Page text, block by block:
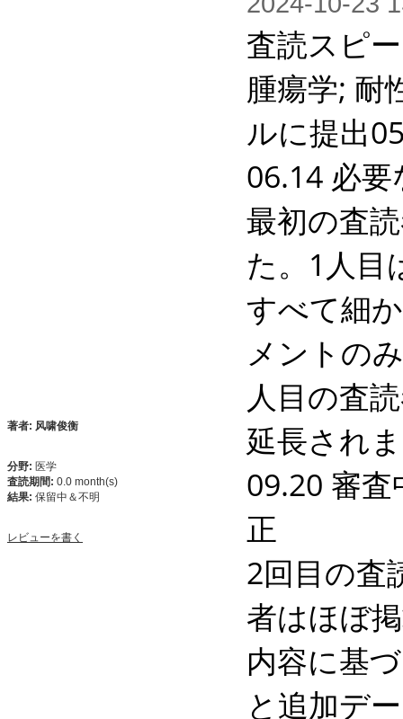
著者: 风啸俊衡
分野: 医学
査読期間: 0.0 month(s)
結果: 保留中＆不明
レビューを書く
査読スピ
腫瘍学; 耐
ルに提出
06.14 必
最初の査
た。1人目
すべて細
メントの
人目の査
延長され
09.20 審
正
2回目の査
者はほぼ
内容に基
と追加デ